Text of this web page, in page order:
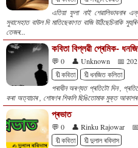
এতিয়া ফুলা নাই শেৱালিভাবনাৰ
সুবাসেহাত বাউল দি মাতিছেকাণত বাজি উঠিছেচিনাকি
তেজৰ...
কবিতা বিপ্লৱী প্ৰেমিক-
💬 0 👤 Unknown
📅
🔖কবিতা
🔖ধনজিত কলিতা
পৰাধীন অৰণ্যত প্ৰতিটো দিন ,
কৰা অত্যাচাৰ , শোষণৰ শিকলি ছিঙিতোমাক মুক্ত
প্ৰভাত
💬 0 👤 Rinku Rajowar
🔖কবিতা
🔖দুলাল ৰবিদাস